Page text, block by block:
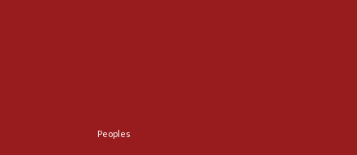
Peoples